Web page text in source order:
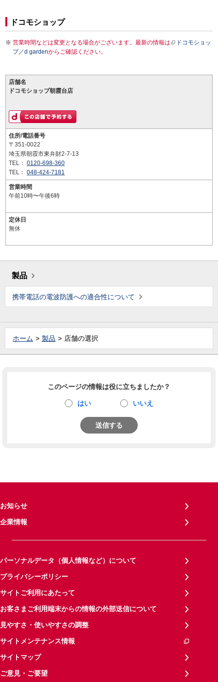
ドコモショップ
営業時間などは変更となる場合がございます。最新の情報は
ドコモショッ
プ／d gardenからご確認ください。
店舗名
ドコモショップ朝霞台店
住所/電話番号
〒351-0022
埼玉県朝霞市東弁財2-7-13
TEL： 0120-698-360
TEL： 048-424-7181
営業時間
午前10時〜午後6時
定休日
無休
製品
携帯電話の電波防護への適合性について
ホーム 製品 店舗の選択
このページの情報は役に立ちましたか？
はい いいえ
送信する
お知らせ
企業情報
パーソナルデータ（個人情報など）について
プライバシーポリシー
サイトご利用にあたって
お客さまご利用端末からの情報の外部送信について
見やすさ・使いやすさの調整
サイトメンテナンス情報
サイトマップ
ご意見・ご要望